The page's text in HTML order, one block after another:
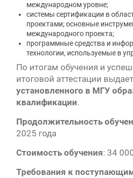
международном уровне;
системы сертификации в
проектами; основные
международного проекта;
программные средства и
технологии, используемые в
По итогам обучения и
итоговой аттестации
установленного в МГУ
квалификации.
Продолжительность
2025 года
Стоимость обучения: 34
Требования к